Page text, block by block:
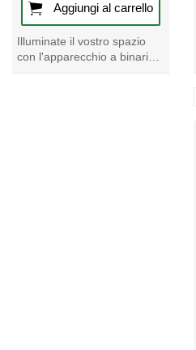
Aggiungi al carrello
Illuminate il vostro spazio
con l'apparecchio a binario
DIOR 3XGU10 nero/cromo.